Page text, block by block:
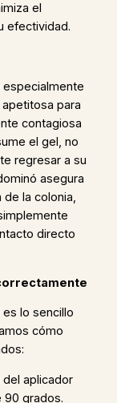
el
efectividad.
para
contagiosa
el gel, no
regresar a su
asegura
la colonia,
directo
lo sencillo
cómo
del aplicador
90 grados.